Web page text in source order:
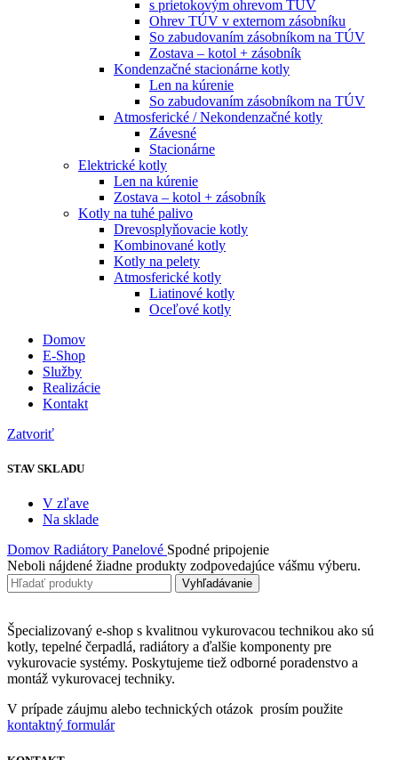
s prietokovým ohrevom TÚV
Ohrev TÚV v externom zásobníku
So zabudovaním zásobníkom na TÚV
Zostava – kotol + zásobník
Kondenzačné stacionárne kotly
Len na kúrenie
So zabudovaním zásobníkom na TÚV
Atmosferické / Nekondenzačné kotly
Závesné
Stacionárne
Elektrické kotly
Len na kúrenie
Zostava – kotol + zásobník
Kotly na tuhé palivo
Drevosplyňovacie kotly
Kombinované kotly
Kotly na pelety
Atmosferické kotly
Liatinové kotly
Oceľové kotly
Domov
E-Shop
Služby
Realizácie
Kontakt
Zatvoriť
STAV SKLADU
V zľave
Na sklade
Domov Radiátory Panelové Spodné pripojenie
Neboli nájdené žiadne produkty zodpovedajúce vášmu výberu.
Vyhľadávanie
Špecializovaný e-shop s kvalitnou vykurovacou technikou ako sú
kotly, tepelné čerpadlá, radiátory a ďalšie komponenty pre
vykurovacie systémy. Poskytujeme tiež odborné poradenstvo a
montáž vykurovacej techniky.
V prípade záujmu alebo technických otázok prosím použite
kontaktný formulár